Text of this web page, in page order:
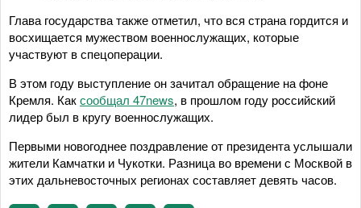
Глава государства также отметил, что вся страна гордится и
восхищается мужеством военнослужащих, которые
участвуют в спецоперации.
В этом году выступление он зачитал обращение на фоне
Кремля. Каксообщал 47news, в прошлом году российский
лидер был в кругу военнослужащих.
Первыми новогоднее поздравление от президента услышали
жители Камчатки и Чукотки. Разница во времени с Москвой в
этих дальневосточных регионах составляет девять часов.